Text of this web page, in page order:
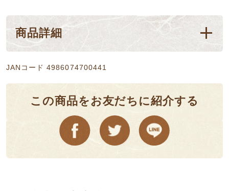
商品詳細
JANコード 4986074700441
この商品をお友だちに紹介する